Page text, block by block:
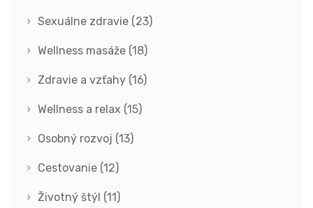
Sexuálne zdravie (23)
Wellness masáže (18)
Zdravie a vzťahy (16)
Wellness a relax (15)
Osobný rozvoj (13)
Cestovanie (12)
Životný štýl (11)